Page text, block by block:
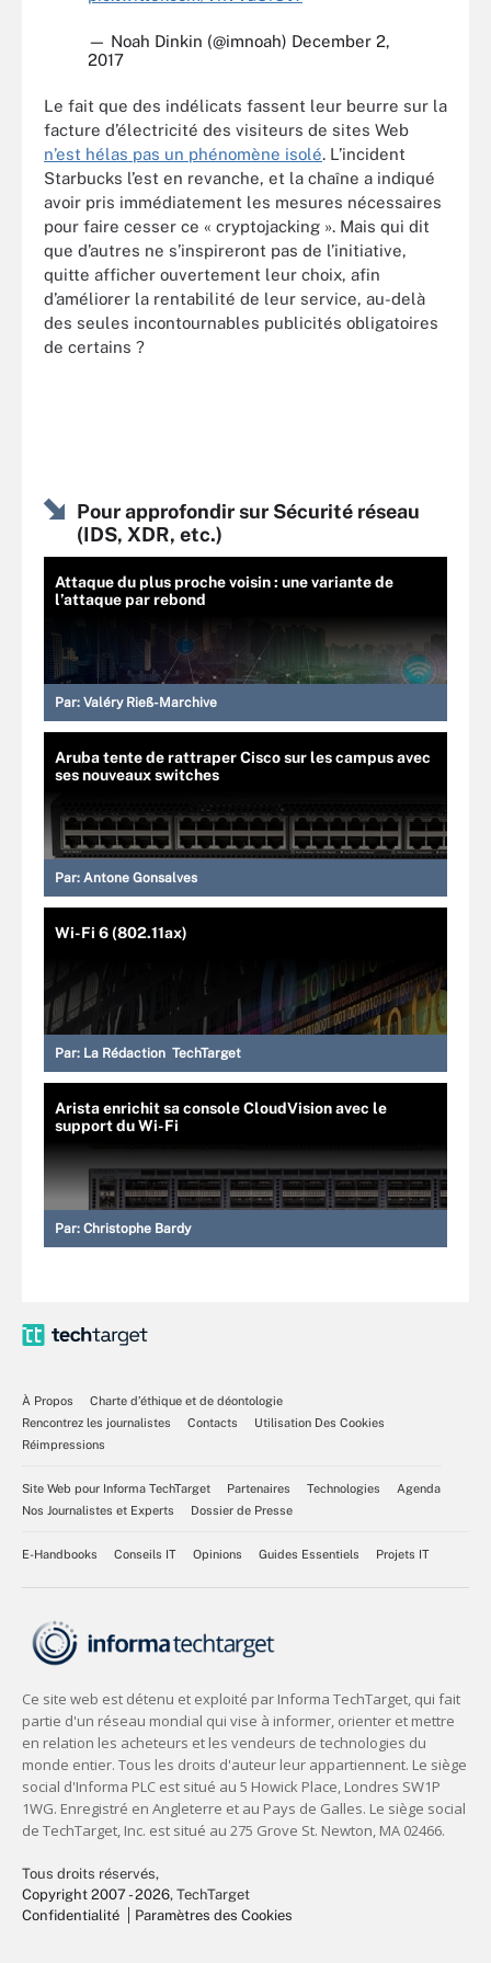
— Noah Dinkin (@imnoah) December 2,
2017
Le fait que des indélicats fassent leur beurre sur la
facture d’électricité des visiteurs de sites Web
n’est hélas pas un phénomène isolé. L’incident
Starbucks l’est en revanche, et la chaîne a indiqué
avoir pris immédiatement les mesures nécessaires
pour faire cesser ce « cryptojacking ». Mais qui dit
que d’autres ne s’inspireront pas de l’initiative,
quitte afficher ouvertement leur choix, afin
d’améliorer la rentabilité de leur service, au-delà
des seules incontournables publicités obligatoires
de certains ?
Pour approfondir sur Sécurité réseau
(IDS, XDR, etc.)
Attaque du plus proche voisin : une variante de
l’attaque par rebond
Par: Valéry Rieß-Marchive
Aruba tente de rattraper Cisco sur les campus avec
ses nouveaux switches
Par: Antone Gonsalves
Wi-Fi 6 (802.11ax)
Par: La Rédaction TechTarget
Arista enrichit sa console CloudVision avec le
support du Wi-Fi
Par: Christophe Bardy
À Propos
Charte d’éthique et de déontologie
Rencontrez les journalistes
Contacts
Utilisation Des Cookies
Réimpressions
Site Web pour Informa TechTarget Partenaires Technologies
Agenda
Nos Journalistes et Experts
Dossier de Presse
E-Handbooks Conseils IT Opinions Guides Essentiels Projets IT
Tous droits réservés,
Copyright 2007 - 2026, TechTarget
Confidentialité
Paramètres des Cookies